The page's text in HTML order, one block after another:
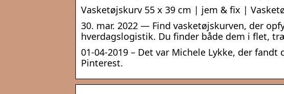
Vasketøjskurv 55 x 39 cm | jem & fix |
30. mar. 2022 — Find vasketøjskurven, der
hverdagslogistik. Du finder både dem i flet,
01-04-2019 – Det var Michele Lykke, der
Pinterest.